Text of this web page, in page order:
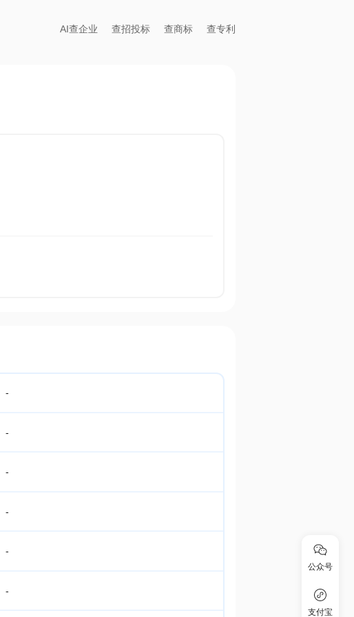
AI查企业 查招投标 查商标 查专利
-
-
-
-
-
-
公众号
支付宝